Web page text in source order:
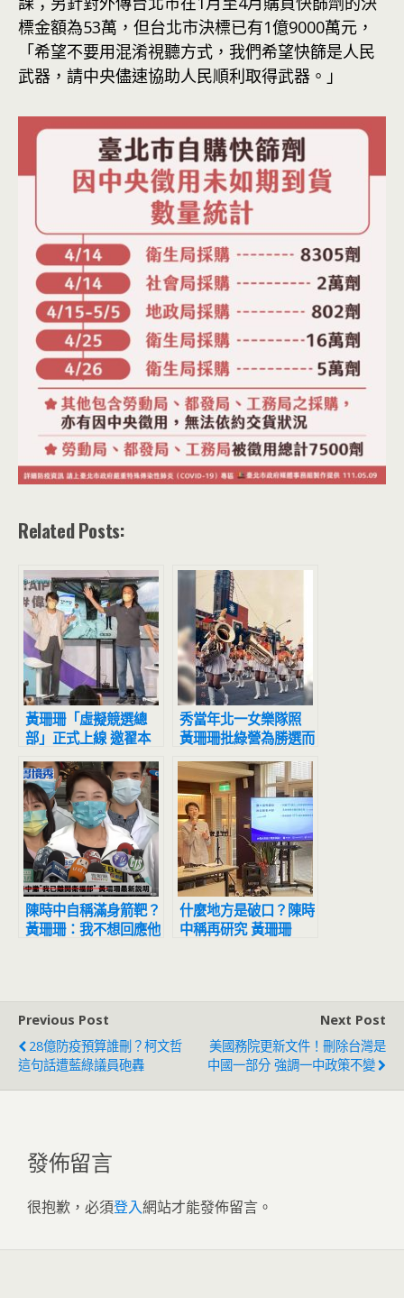
標金額為53萬，但台北市決標已有1億9000萬元，
「希望不要用混淆視聽方式，我們希望快篩是人民
武器，請中央儘速協助人民順利取得武器。」
Related Posts:
黃珊珊「虛擬競選總
部」正式上線 邀翟本
喬共同規畫台北智慧城
市願景
秀當年北一女樂隊照
黃珊珊批綠營為勝選而
顛倒黑白
陳時中自稱滿身箭靶？
黃珊珊：我不想回應他
什麼地方是破口？陳時
中稱再研究 黃珊珊
Previous Post
28億防疫預算誰刪？柯文哲
這句話遭藍綠議員砲轟
Next Post
美國務院更新文件！刪除台灣是
中國一部分 強調一中政策不變
發佈留言
很抱歉，必須登入網站才能發佈留言。